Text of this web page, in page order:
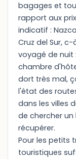
bagages et
rapport aux
indicatif :
Cruz del Sur,
voyagé de nuit
chambre
dort très mal,
l'état des
dans les villes
de chercher
récupérer.
Pour les petits
touristiques